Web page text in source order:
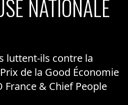
NATIONALE
luttent-ils contre la
de la Good Économie
& Chief People